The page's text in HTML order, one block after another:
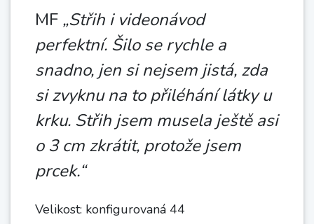
MF „Střih i videonávod
perfektní. Šilo se rychle a
snadno, jen si nejsem jistá, zda
si zvyknu na to přiléhání látky u
krku. Střih jsem musela ještě asi
o 3 cm zkrátit, protože jsem
prcek.“
Velikost: konfigurovaná 44